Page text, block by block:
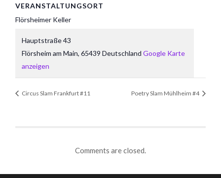
VERANSTALTUNGSORT
Flörsheimer Keller
Hauptstraße 43
Flörsheim am Main, 65439 Deutschland Google Karte
anzeigen
Circus Slam Frankfurt #11 Poetry Slam Mühlheim #4
Comments are closed.